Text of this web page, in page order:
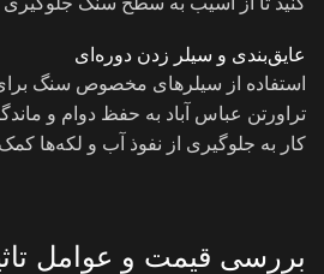
عایق‌بندی و سیلر زدن دوره‌ای
استفاده از سیلر‌های مخصوص سنگ
تراورتن عباس آباد به حفظ دوام و
کار به جلوگیری از نفوذ آب و لکه‌ها
بررسی قیمت و عوامل